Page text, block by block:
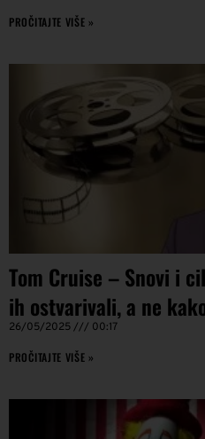
PROČITAJTE VIŠE »
Tom Cruise – Snovi i
ih ostvarivali, a ne
26/05/2025 00:17
PROČITAJTE VIŠE »